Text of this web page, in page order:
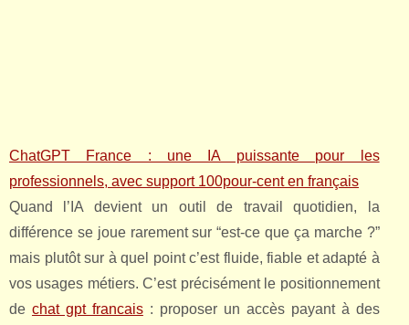
ChatGPT France : une IA puissante pour les
professionnels, avec support 100pour-cent en français
Quand l’IA devient un outil de travail quotidien, la
différence se joue rarement sur “est-ce que ça marche ?”
mais plutôt sur à quel point c’est fluide, fiable et adapté à
vos usages métiers. C’est précisément le positionnement
de chat gpt francais: proposer un accès payant à des